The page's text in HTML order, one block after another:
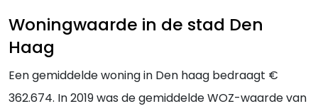
Woningwaarde in de stad Den
Haag
Een gemiddelde woning in Den haag bedraagt €
362.674. In 2019 was de gemiddelde WOZ-waarde van